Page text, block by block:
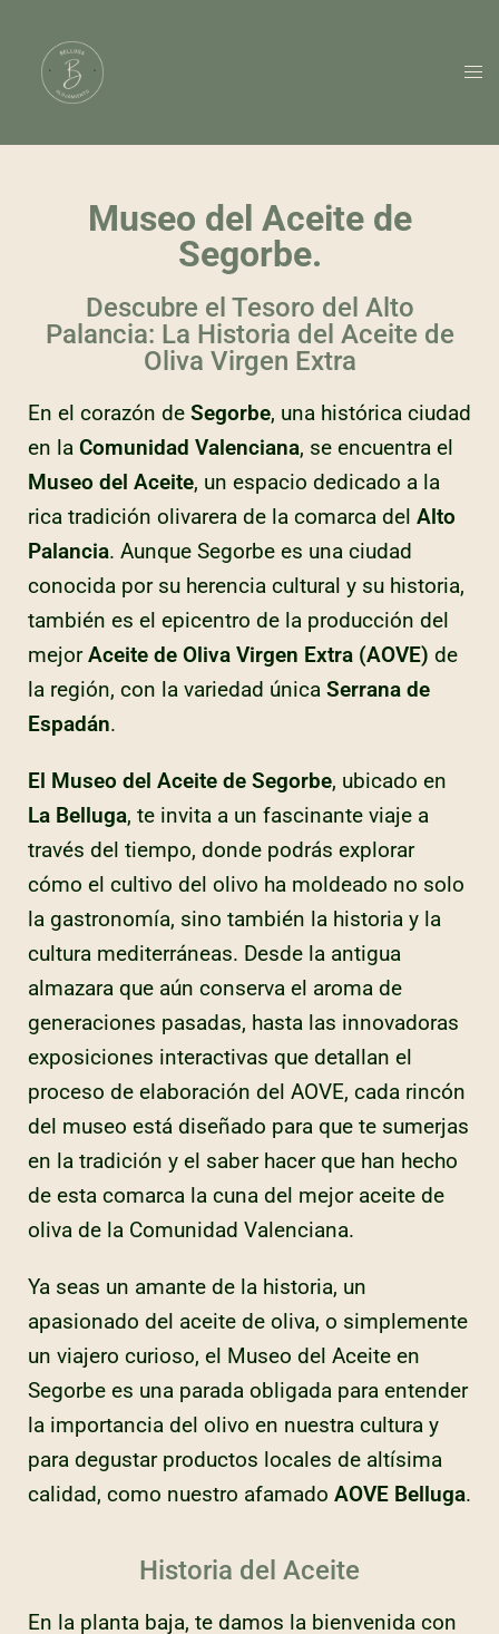
Museo del Aceite de
Segorbe.
Descubre el Tesoro del Alto
Palancia: La Historia del Aceite de
Oliva Virgen Extra
En el corazón de Segorbe, una histórica ciudad
en la Comunidad Valenciana, se encuentra el
Museo del Aceite, un espacio dedicado a la
rica tradición olivarera de la comarca del Alto
Palancia. Aunque Segorbe es una ciudad
conocida por su herencia cultural y su historia,
también es el epicentro de la producción del
mejorAceite de Oliva Virgen Extra (AOVE) de
la región, con la variedad única Serrana de
Espadán.
El Museo del Aceite de Segorbe, ubicado en
La Belluga, te invita a un fascinante viaje a
través del tiempo, donde podrás explorar
cómo el cultivo del olivo ha moldeado no solo
la gastronomía, sino también la historia y la
cultura mediterráneas. Desde la antigua
almazara que aún conserva el aroma de
generaciones pasadas, hasta las innovadoras
exposiciones interactivas que detallan el
proceso de elaboración del AOVE, cada rincón
del museo está diseñado para que te sumerjas
en la tradición y el saber hacer que han hecho
de esta comarca la cuna del mejor aceite de
oliva de la Comunidad Valenciana.
Ya seas un amante de la historia, un
apasionado del aceite de oliva, o simplemente
un viajero curioso, el Museo del Aceite en
Segorbe es una parada obligada para entender
la importancia del olivo en nuestra cultura y
para degustar productos locales de altísima
calidad, como nuestro afamado AOVE Belluga.
Historia del Aceite
En la planta baja, te damos la bienvenida con